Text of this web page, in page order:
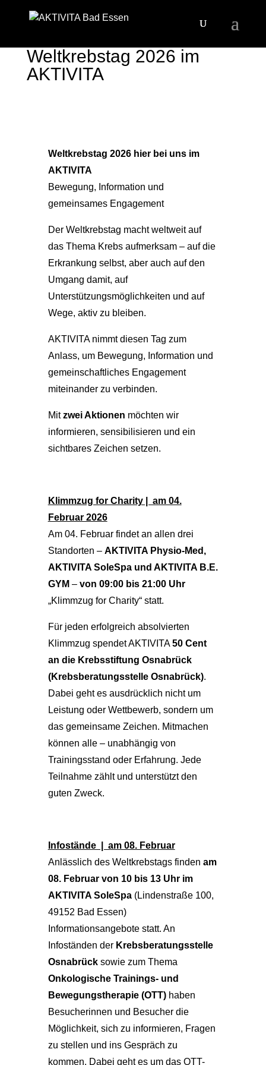
Weltkrebstag 2026 im
AKTIVITA
Weltkrebstag 2026 hier bei uns im
AKTIVITA
Bewegung, Information und
gemeinsames Engagement
Der Weltkrebstag macht weltweit auf
das Thema Krebs aufmerksam – auf die
Erkrankung selbst, aber auch auf den
Umgang damit, auf
Unterstützungsmöglichkeiten und auf
Wege, aktiv zu bleiben.
AKTIVITA nimmt diesen Tag zum
Anlass, um Bewegung, Information und
gemeinschaftliches Engagement
miteinander zu verbinden.
Mitzwei Aktionen möchten wir
informieren, sensibilisieren und ein
sichtbares Zeichen setzen.
Klimmzug for Charity | am 04.
Februar 2026
Am 04. Februar findet an allen drei
Standorten – AKTIVITA Physio-Med,
AKTIVITA SoleSpa und AKTIVITA B.E.
GYM – von 09:00 bis 21:00 Uhr
„Klimmzug for Charity“ statt.
Für jeden erfolgreich absolvierten
Klimmzug spendet AKTIVITA50 Cent
an die Krebsstiftung Osnabrück
(Krebsberatungsstelle Osnabrück).
Dabei geht es ausdrücklich nicht um
Leistung oder Wettbewerb, sondern um
das gemeinsame Zeichen. Mitmachen
können alle – unabhängig von
Trainingsstand oder Erfahrung. Jede
Teilnahme zählt und unterstützt den
guten Zweck.
Infostände | am 08. Februar
Anlässlich des Weltkrebstags finden am
08. Februar von 10 bis 13 Uhr im
AKTIVITA SoleSpa (Lindenstraße 100,
49152 Bad Essen)
Informationsangebote statt. An
Infoständen der Krebsberatungsstelle
Osnabrücksowie zum Thema
Onkologische Trainings- und
Bewegungstherapie (OTT)haben
Besucherinnen und Besucher die
Möglichkeit, sich zu informieren, Fragen
zu stellen und ins Gespräch zu
kommen. Dabei geht es um das OTT-